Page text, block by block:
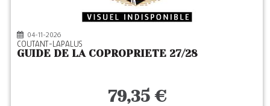
04-11-2026
COUTANT-LAPALUS
GUIDE DE LA COPROPRIETE 27/28
79,35 €